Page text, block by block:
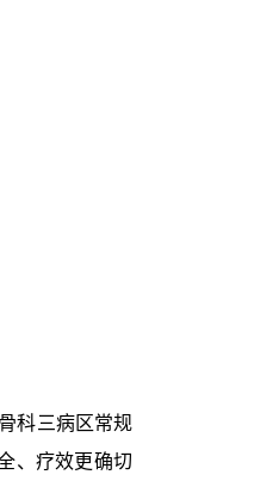
科三病区常规
、疗效更确切